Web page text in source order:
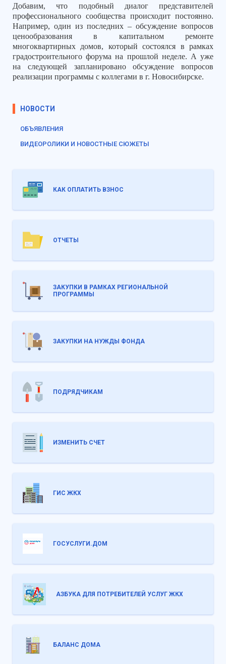
Добавим, что подобный диалог представителей
профессионального сообщества происходит постоянно.
Например, один из последних – обсуждение вопросов
ценообразования в капитальном ремонте
многоквартирных домов, который состоялся в рамках
градостроительного форума на прошлой неделе. А уже
на следующей запланировано обсуждение вопросов
реализации программы с коллегами в г. Новосибирске.
НОВОСТИ
ОБЪЯВЛЕНИЯ
ВИДЕОРОЛИКИ И НОВОСТНЫЕ СЮЖЕТЫ
КАК ОПЛАТИТЬ ВЗНОС
ОТЧЕТЫ
ЗАКУПКИ В РАМКАХ РЕГИОНАЛЬНОЙ
ПРОГРАММЫ
ЗАКУПКИ НА НУЖДЫ ФОНДА
ПОДРЯДЧИКАМ
ИЗМЕНИТЬ СЧЕТ
ГИС ЖКХ
ГОСУСЛУГИ.ДОМ
АЗБУКА ДЛЯ ПОТРЕБИТЕЛЕЙ УСЛУГ ЖКХ
БАЛАНС ДОМА